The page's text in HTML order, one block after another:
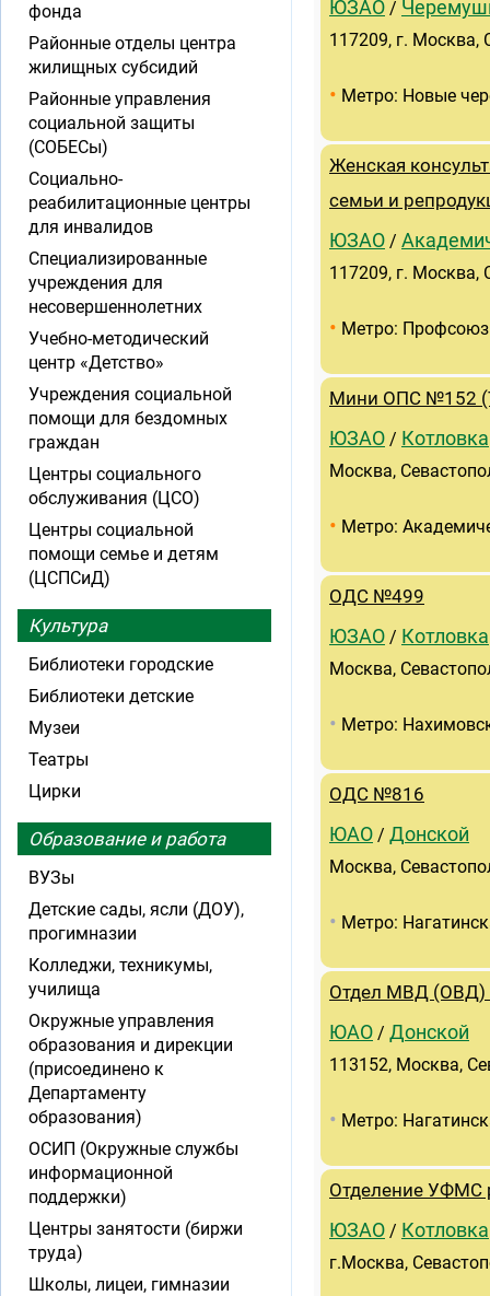
ЮЗАО /
117209, г. Москва,
• Метро: Новые
Женская
семьи и
ЮЗАО /
117209, г. Москва,
• Метро:
Мини ОПС №152
ЮЗАО / Котловка
Москва,
• Метро:
ОДС №499
ЮЗАО / Котловка
Москва,
• Метро:
ОДС №816
ЮАО / Донской
Москва,
• Метро:
Отдел МВД (ОВД)
ЮАО / Донской
113152, Москва,
• Метро:
Отделение УФМС
ЮЗАО / Котловка
г.Москва,
фонда
Районные отделы центра
жилищных субсидий
Районные управления
социальной защиты
(СОБЕСы)
Социально-
реабилитационные центры
для инвалидов
Специализированные
учреждения для
несовершеннолетних
Учебно-методический
центр «Детство»
Учреждения социальной
помощи для бездомных
граждан
Центры социального
обслуживания (ЦСО)
Центры социальной
помощи семье и детям
(ЦСПСиД)
Культура
Библиотеки городские
Библиотеки детские
Музеи
Театры
Цирки
Образование и работа
ВУЗы
Детские сады, ясли (ДОУ),
прогимназии
Колледжи, техникумы,
училища
Окружные управления
образования и дирекции
(присоединено к
Департаменту
образования)
ОСИП (Окружные службы
информационной
поддержки)
Центры занятости (биржи
труда)
Школы, лицеи, гимназии